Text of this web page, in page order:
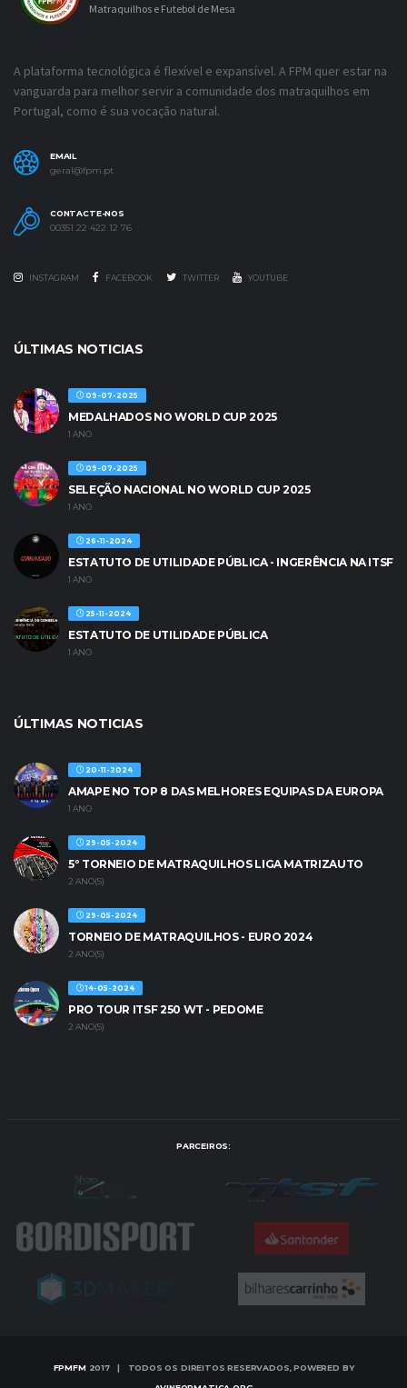
Matraquilhos e Futebol de Mesa
A plataforma tecnológica é flexível e expansível. A FPM quer estar na
vanguarda para melhor servir a comunidade dos matraquilhos em
Portugal, como é sua vocação natural.
EMAIL
geral@fpm.pt
CONTACTE-NOS
00351 22 422 12 76
INSTAGRAM FACEBOOK TWITTER YOUTUBE
ÚLTIMAS NOTICIAS
09-07-2025
MEDALHADOS NO WORLD CUP 2025
1 ANO
09-07-2025
SELEÇÃO NACIONAL NO WORLD CUP 2025
1 ANO
26-11-2024
ESTATUTO DE UTILIDADE PÚBLICA - INGERÊNCIA NA ITSF
1 ANO
25-11-2024
ESTATUTO DE UTILIDADE PÚBLICA
1 ANO
ÚLTIMAS NOTICIAS
20-11-2024
AMAPE NO TOP 8 DAS MELHORES EQUIPAS DA EUROPA
1 ANO
29-05-2024
5º TORNEIO DE MATRAQUILHOS LIGA MATRIZAUTO
2 ANO(S)
29-05-2024
TORNEIO DE MATRAQUILHOS - EURO 2024
2 ANO(S)
14-05-2024
PRO TOUR ITSF 250 WT - PEDOME
2 ANO(S)
PARCEIROS:
FPMFM2017 | TODOS OS DIREITOS RESERVADOS, POWERED BY